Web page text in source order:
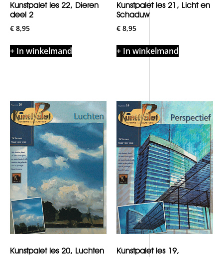
Kunstpalet les 22, Dieren
deel 2
€ 8,95
+ In winkelmand
Kunstpalet les 21, Licht en
Schaduw
€ 8,95
+ In winkelmand
Kunstpalet les 20, Luchten
Kunstpalet les 19,